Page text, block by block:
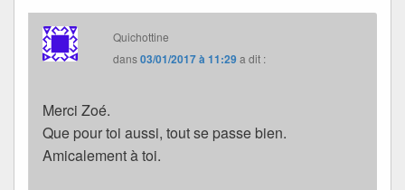
Quichottine
dans03/01/2017 à 11:29a dit :
Merci Zoé.
Que pour toi aussi, tout se passe bien.
Amicalement à toi.